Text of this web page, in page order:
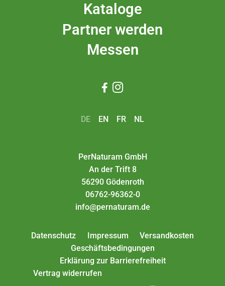
Kataloge
Partner werden
Messen
 
DE EN FR NL
PerNaturam GmbH
An der Trift 8
56290 Gödenroth
06762-96362-0
info@pernaturam.de
Datenschutz Impressum
Versandkosten
Geschäftsbedingungen
Erklärung zur Barrierefreiheit
Vertrag widerrufen